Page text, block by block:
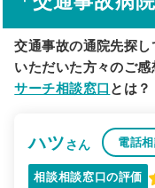
交通事故の通院先探
いただいた方々のご
サーチ相談窓口 とは？
ハツさん 電話
相談相談窓口の評価